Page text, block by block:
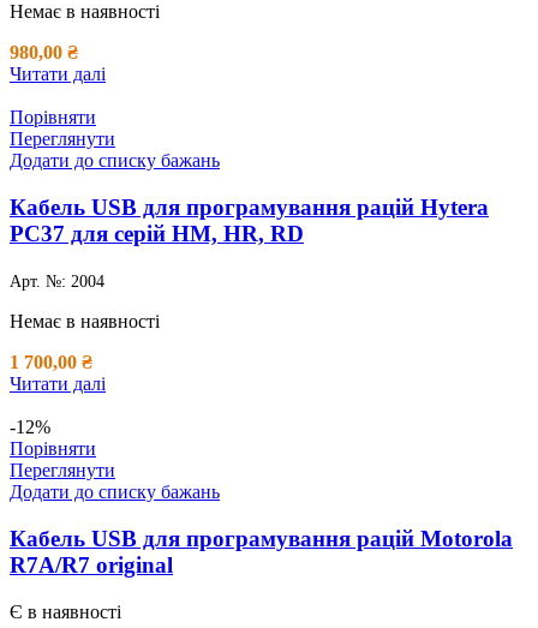
Немає в наявності
980,00 ₴
Читати далі
Порівняти
Переглянути
Додати до списку бажань
Кабель USB для програмування рацій Hytera
PC37 для серій HM, HR, RD
Арт. №: 2004
Немає в наявності
1 700,00 ₴
Читати далі
-12%
Порівняти
Переглянути
Додати до списку бажань
Кабель USB для програмування рацій Motorola
R7A/R7 original
Є в наявності